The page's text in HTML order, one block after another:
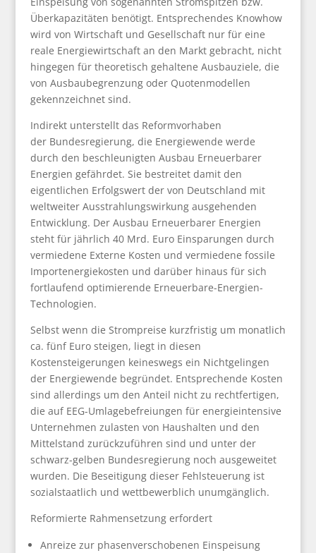
Überkapazitäten benötigt. Entsprechendes Knowhow
wird von Wirtschaft und Gesellschaft nur für eine
reale Energiewirtschaft an den Markt gebracht, nicht
hingegen für theoretisch gehaltene Ausbauziele, die
von Ausbaubegrenzung oder Quotenmodellen
gekennzeichnet sind.
Indirekt unterstellt das Reformvorhaben
der Bundesregierung, die Energiewende werde
durch den beschleunigten Ausbau Erneuerbarer
Energien gefährdet. Sie bestreitet damit den
eigentlichen Erfolgswert der von Deutschland mit
weltweiter Ausstrahlungswirkung ausgehenden
Entwicklung. Der Ausbau Erneuerbarer Energien
steht für jährlich 40 Mrd. Euro Einsparungen durch
vermiedene Externe Kosten und vermiedene fossile
Importenergiekosten und darüber hinaus für sich
fortlaufend optimierende Erneuerbare-Energien-
Technologien.
Selbst wenn die Strompreise kurzfristig um monatlich
ca. fünf Euro steigen, liegt in diesen
Kostensteigerungen keineswegs ein Nichtgelingen
der Energiewende begründet. Entsprechende Kosten
sind allerdings um den Anteil nicht zu rechtfertigen,
die auf EEG-Umlagebefreiungen für energieintensive
Unternehmen zulasten von Haushalten und den
Mittelstand zurückzuführen sind und unter der
schwarz-gelben Bundesregierung noch ausgeweitet
wurden. Die Beseitigung dieser Fehlsteuerung ist
sozialstaatlich und wettbewerblich unumgänglich.
Reformierte Rahmensetzung erfordert
Anreize zur phasenverschobenen Einspeisung